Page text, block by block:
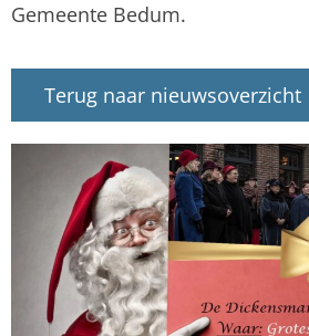
Gemeente Bedum.
Terug naar nieuwsoverzicht